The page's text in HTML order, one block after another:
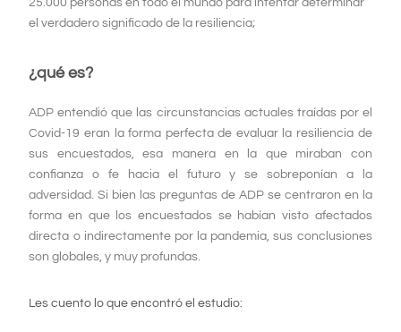
25.000 personas en todo el mundo para intentar determinar
el verdadero significado de la resiliencia;
¿qué es?
ADP entendió que las circunstancias actuales traídas por el
Covid-19 eran la forma perfecta de evaluar la resiliencia de
sus encuestados, esa manera en la que miraban con
confianza o fe hacia el futuro y se sobreponían a la
adversidad. Si bien las preguntas de ADP se centraron en la
forma en que los encuestados se habían visto afectados
directa o indirectamente por la pandemia, sus conclusiones
son globales, y muy profundas.
Les cuento lo que encontró el estudio: